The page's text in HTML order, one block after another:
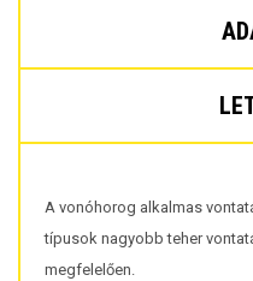
A vonóhorog alkalmas
típusok nagyobb teher
megfelelően.